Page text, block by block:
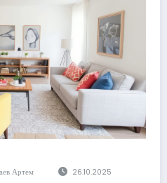
Артем 26.10.2025